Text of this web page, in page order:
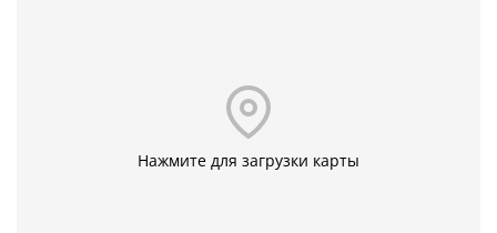
Нажмите для загрузки карты